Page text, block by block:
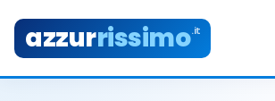
azzurrissimo.it